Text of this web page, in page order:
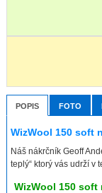
POPIS FOTO
WizWool 150 soft
Náš nákrčník Geoff
teplý“ ktorý vás udrží v
WizWool 150 soft